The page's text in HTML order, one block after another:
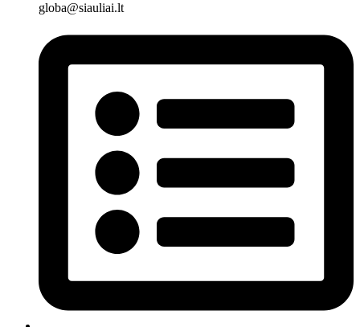
globa@siauliai.lt